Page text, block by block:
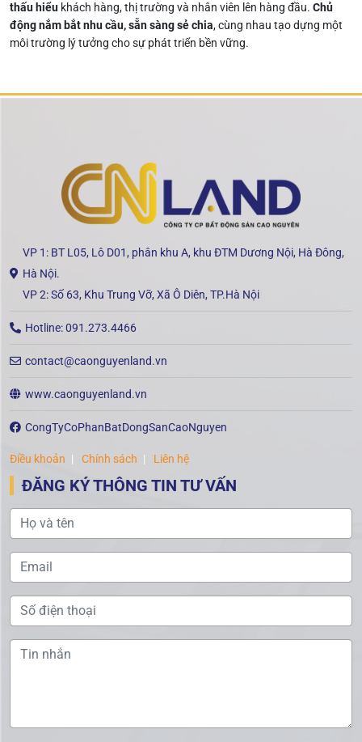
thấu hiểu khách hàng, thị trường và nhân viên lên hàng đầu.Chủ
động nắm bắt nhu cầu, sẵn sàng sẻ chia, cùng nhau tạo dựng một
môi trường lý tưởng cho sự phát triển bền vững.
VP 1: BT L05, Lô D01, phân khu A, khu ĐTM Dương Nội, Hà Đông,
Hà Nội.
VP 2: Số 63, Khu Trung Vỡ, Xã Ô Diên, TP.Hà Nội
Hotline: 091.273.4466
contact@caonguyenland.vn
www.caonguyenland.vn
CongTyCoPhanBatDongSanCaoNguyen
Điều khoản Chính sách Liên hệ
ĐĂNG KÝ THÔNG TIN TƯ VẤN